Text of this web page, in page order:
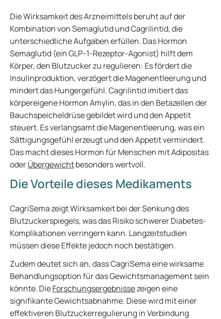
Die Wirksamkeit des Arzneimittels beruht auf der
Kombination von Semaglutid und Cagrilintid, die
unterschiedliche Aufgaben erfüllen. Das Hormon
Semaglutid (ein GLP-1-Rezeptor-Agonist) hilft dem
Körper, den Blutzucker zu regulieren: Es fördert die
Insulinproduktion, verzögert die Magenentleerung und
mindert das Hungergefühl. Cagrilintid imitiert das
körpereigene Hormon Amylin, das in den Betazellen der
Bauchspeicheldrüse gebildet wird und den Appetit
steuert. Es verlangsamt die Magenentleerung, was ein
Sättigungsgefühl erzeugt und den Appetit vermindert.
Das macht dieses Hormon für Menschen mit Adipositas
oderÜbergewichtbesonders wertvoll.
Die Vorteile dieses Medikaments
CagriSema zeigt Wirksamkeit bei der Senkung des
Blutzuckerspiegels, was das Risiko schwerer Diabetes-
Komplikationen verringern kann. Langzeitstudien
müssen diese Effekte jedoch noch bestätigen.
Zudem deutet sich an, dass CagriSema eine wirksame
Behandlungsoption für das Gewichtsmanagement sein
könnte. DieForschungsergebnissezeigen eine
signifikante Gewichtsabnahme. Diese wird mit einer
effektiveren Blutzuckerregulierung in Verbindung